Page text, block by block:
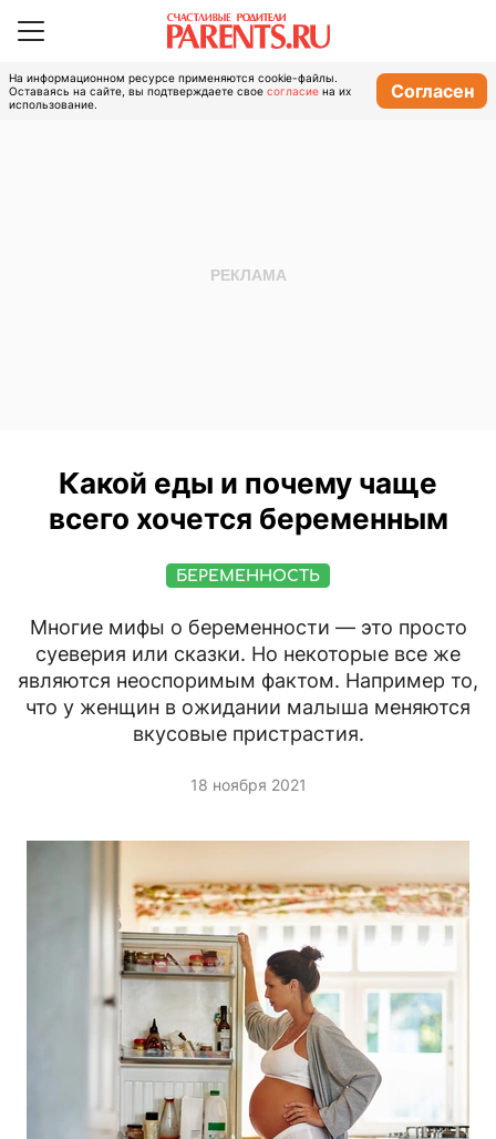
На информационном ресурсе применяются cookie-файлы.
Оставаясь на сайте, вы подтверждаете свое согласие на их
использование.
Согласен
Какой еды и почему чаще
всего хочется беременным
БЕРЕМЕННОСТЬ
Многие мифы о беременности — это просто
суеверия или сказки. Но некоторые все же
являются неоспоримым фактом. Например то,
что у женщин в ожидании малыша меняются
вкусовые пристрастия.
18 ноября 2021